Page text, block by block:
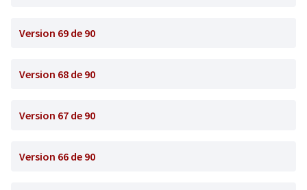
Version 69 de 90
Version 68 de 90
Version 67 de 90
Version 66 de 90